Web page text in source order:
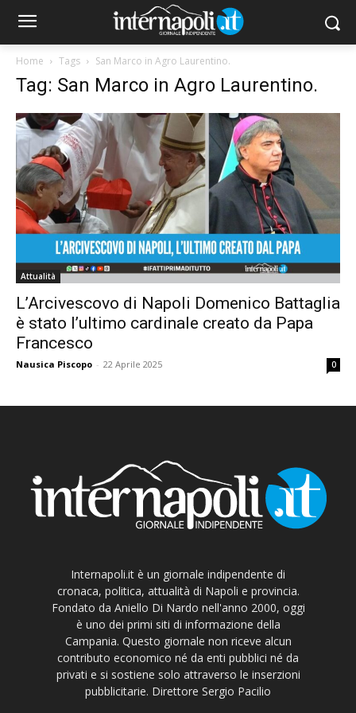
Home Tags San Marco in Agro Laurentino.
Tag: San Marco in Agro Laurentino.
Attualità
L’Arcivescovo di Napoli Domenico Battaglia
è stato l’ultimo cardinale creato da Papa
Francesco
Nausica Piscopo - 22 Aprile 2025 0
Internapoli.it è un giornale indipendente di
cronaca, politica, attualità di Napoli e provincia.
Fondato da Aniello Di Nardo nell'anno 2000, oggi
è uno dei primi siti di informazione della
Campania. Questo giornale non riceve alcun
contributo economico né da enti pubblici né da
privati e si sostiene solo attraverso le inserzioni
pubblicitarie. Direttore Sergio Pacilio